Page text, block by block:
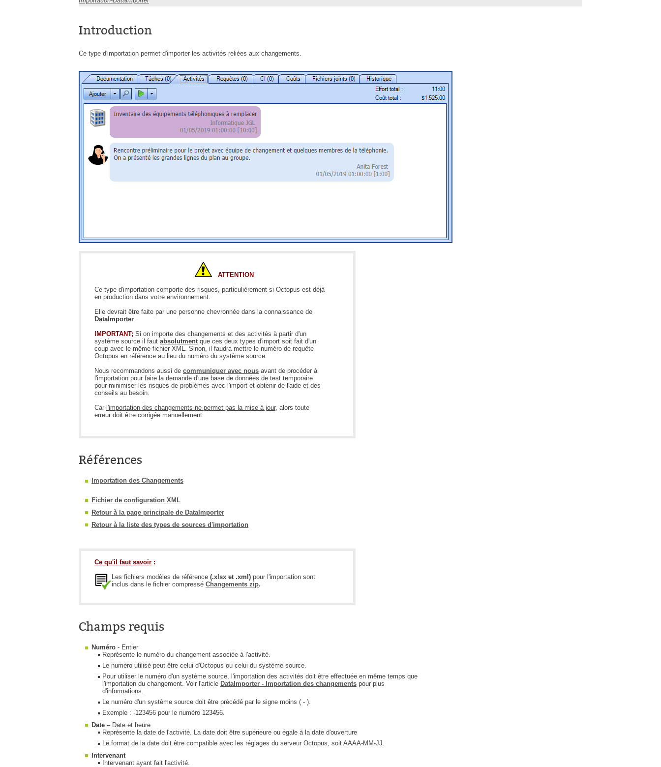
Configuration
Configurations
courriel smtp email
Dépannage
En construction
Entra
Foire aux questions
Formations
Gestion des requêtes
groupe
IA
Importation-Dataimporter
KB
MailIntegration
Octopus 7
Outils d'administration
permissions
Portail Web
Relations
requêtes générées
Introduction
Ce type d'importation permet d'importer les activités reliées aux changements.
ATTENTION
Ce type d'importation comporte des risques, particulièrement si Octopus est déjà
en production dans votre environnement.
Elle devrait être faite par une personne chevronnée dans la connaissance de
DataImporter.
IMPORTANT; Si on importe des changements et des activités à partir d'un
système source il faut absolutment que ces deux types d'import soit fait d'un
coup avec le même fichier XML. Sinon, il faudra mettre le numéro de requête
Octopus en référence au lieu du numéro du système source.
Nous recommandons aussi de communiquer avec nous avant de procéder à
l'importation pour faire la demande d'une base de données de test temporaire
pour minimiser les risques de problèmes avec l'import et obtenir de l'aide et des
conseils au besoin.
Car l'importation des changements ne permet pas la mise à jour, alors toute
erreur doit être corrigée manuellement.
Références
Importation des Changements
Fichier de configuration XML
Retour à la page principale de DataImporter
Retour à la liste des types de sources d'importation
Ce qu'il faut savoir :
Les fichiers modèles de référence (.xlsx et .xml) pour l'importation sont
inclus dans le fichier compressé Changements zip.
Champs requis
Numéro - Entier
Représente le numéro du changement associée à l'activité.
Le numéro utilisé peut être celui d'Octopus ou celui du système source.
Pour utiliser le numéro d'un système source, l'importation des activités doit être effectuée en même temps que
l'importation du changement. Voir l'article DataImporter - Importation des changements pour plus
d'informations.
Le numéro d'un système source doit être précédé par le signe moins ( - ).
Exemple : -123456 pour le numéro 123456.
Date – Date et heure
Représente la date de l'activité. La date doit être supérieure ou égale à la date d'ouverture
Le format de la date doit être compatible avec les réglages du serveur Octopus, soit AAAA-MM-JJ.
Intervenant
Intervenant ayant fait l'activité.